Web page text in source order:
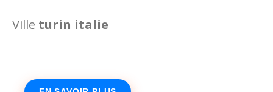
Ville turin italie